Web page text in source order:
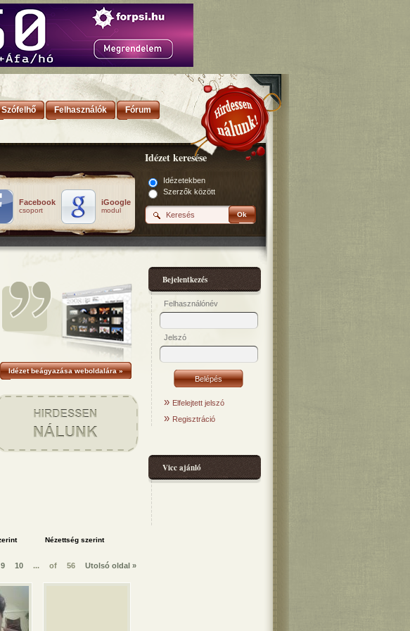
Szófelhő Felhasználók Fórum
Facebook
csoport
iGoogle
modul
Idézet keresése
Idézetekben
Szerzők között
Ok
Idézet beágyazása weboldalára »
9 10 ... of 56 Utolsó oldal »
Bejelentkezés
Felhasználónév
Jelszó
» Elfelejtett jelszó
» Regisztráció
Vicc ajánló